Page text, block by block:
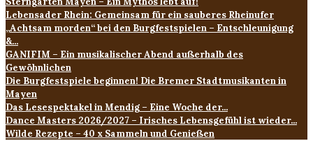
Lebensader Rhein: Gemeinsam für ein sauberes Rheinufer
„Achtsam morden“ bei den Burgfestspielen – Entschleunigung
&...
GANIFIM – Ein musikalischer Abend außerhalb des
Gewöhnlichen
Die Burgfestspiele beginnen! Die Bremer Stadtmusikanten in
Mayen
Das Lesespektakel in Mendig – Eine Woche der...
Dance Masters 2026/2027 – Irisches Lebensgefühl ist wieder...
Wilde Rezepte – 40 x Sammeln und Genießen